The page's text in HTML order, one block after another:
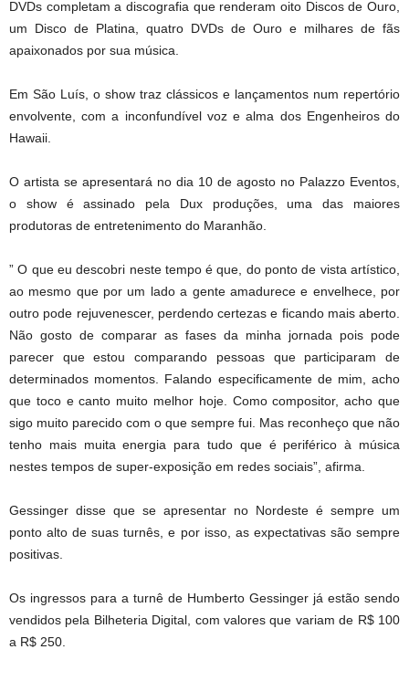
DVDs completam a discografia que renderam oito Discos de Ouro,
um Disco de Platina, quatro DVDs de Ouro e milhares de fãs
apaixonados por sua música.
Em São Luís, o show traz clássicos e lançamentos num repertório
envolvente, com a inconfundível voz e alma dos Engenheiros do
Hawaii.
O artista se apresentará no dia 10 de agosto no Palazzo Eventos,
o show é assinado pela Dux produções, uma das maiores
produtoras de entretenimento do Maranhão.
” O que eu descobri neste tempo é que, do ponto de vista artístico,
ao mesmo que por um lado a gente amadurece e envelhece, por
outro pode rejuvenescer, perdendo certezas e ficando mais aberto.
Não gosto de comparar as fases da minha jornada pois pode
parecer que estou comparando pessoas que participaram de
determinados momentos. Falando especificamente de mim, acho
que toco e canto muito melhor hoje. Como compositor, acho que
sigo muito parecido com o que sempre fui. Mas reconheço que não
tenho mais muita energia para tudo que é periférico à música
nestes tempos de super-exposição em redes sociais”, afirma.
Gessinger disse que se apresentar no Nordeste é sempre um
ponto alto de suas turnês, e por isso, as expectativas são sempre
positivas.
Os ingressos para a turnê de Humberto Gessinger já estão sendo
vendidos pela Bilheteria Digital, com valores que variam de R$ 100
a R$ 250.